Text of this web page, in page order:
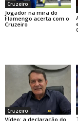
Cruzeiro
Jogador na mira do
Flamengo acerta com o
Cruzeiro
Cruzeiro
Vídeo: a declaração do